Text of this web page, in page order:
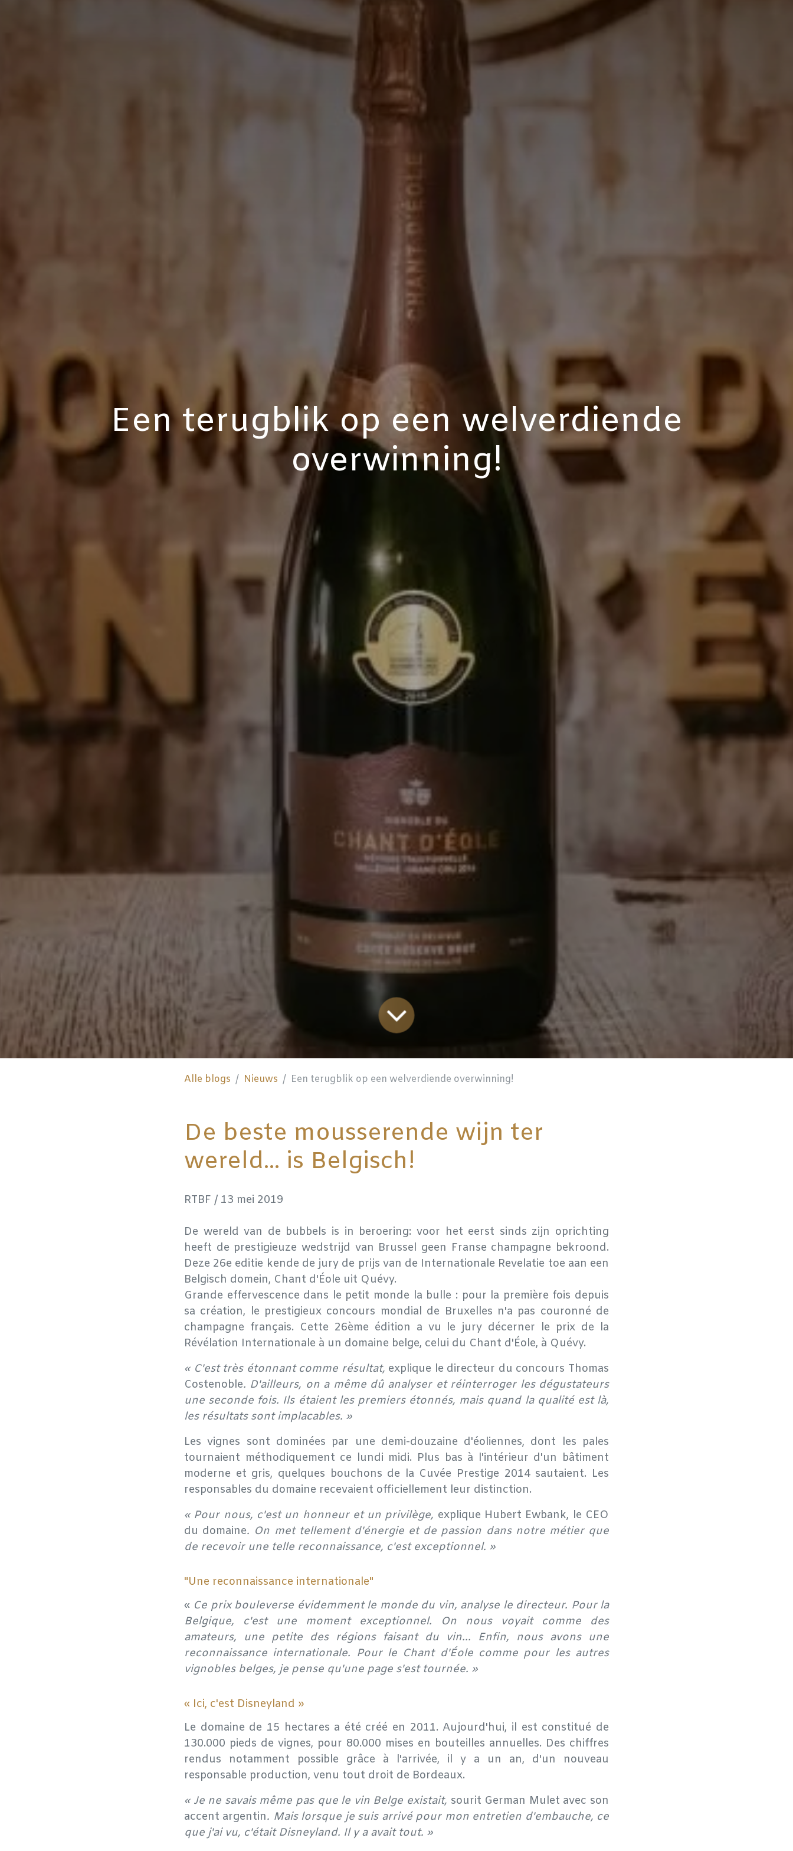
Een terugblik op een welverdiende
overwinning!
Alle blogs Nieuws Een terugblik op een welverdiende overwinning!
De beste mousserende wijn ter
wereld... is Belgisch!
RTBF / 13 mei 2019
De wereld van de bubbels is in beroering: voor het eerst sinds zijn oprichting
heeft de prestigieuze wedstrijd van Brussel geen Franse champagne bekroond.
Deze 26e editie kende de jury de prijs van de Internationale Revelatie toe aan een
Belgisch domein, Chant d'Éole uit Quévy.
Grande effervescence dans le petit monde la bulle : pour la première fois depuis
sa création, le prestigieux concours mondial de Bruxelles n'a pas couronné de
champagne français. Cette 26ème édition a vu le jury décerner le prix de la
Révélation Internationale à un domaine belge, celui du Chant d'Éole, à Quévy.
« C'est très étonnant comme résultat, explique le directeur du concours Thomas
Costenoble. D'ailleurs, on a même dû analyser et réinterroger les dégustateurs
une seconde fois. Ils étaient les premiers étonnés, mais quand la qualité est là,
les résultats sont implacables. »
Les vignes sont dominées par une demi-douzaine d'éoliennes, dont les pales
tournaient méthodiquement ce lundi midi. Plus bas à l'intérieur d'un bâtiment
moderne et gris, quelques bouchons de la Cuvée Prestige 2014 sautaient. Les
responsables du domaine recevaient officiellement leur distinction.
« Pour nous, c'est un honneur et un privilège, explique Hubert Ewbank, le CEO
du domaine. On met tellement d'énergie et de passion dans notre métier que
de recevoir une telle reconnaissance, c'est exceptionnel. »
"Une reconnaissance internationale"
« Ce prix bouleverse évidemment le monde du vin, analyse le directeur. Pour la
Belgique, c'est une moment exceptionnel. On nous voyait comme des
amateurs, une petite des régions faisant du vin... Enfin, nous avons une
reconnaissance internationale. Pour le Chant d'Éole comme pour les autres
vignobles belges, je pense qu'une page s'est tournée. »
« Ici, c'est Disneyland »
Le domaine de 15 hectares a été créé en 2011. Aujourd'hui, il est constitué de
130.000 pieds de vignes, pour 80.000 mises en bouteilles annuelles. Des chiffres
rendus notamment possible grâce à l'arrivée, il y a un an, d'un nouveau
responsable production, venu tout droit de Bordeaux.
« Je ne savais même pas que le vin Belge existait, sourit German Mulet avec son
accent argentin. Mais lorsque je suis arrivé pour mon entretien d'embauche, ce
que j'ai vu, c'était Disneyland. Il y a avait tout. »